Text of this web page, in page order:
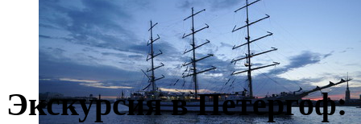
Экскурсия в Петергоф: